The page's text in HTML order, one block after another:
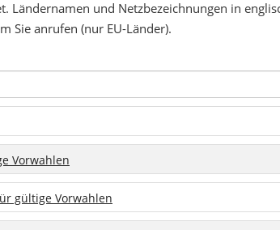
Ländernamen und Netzbezeichnungen in
Sie anrufen (nur EU-Länder).
Vorwahlen
gültige Vorwahlen